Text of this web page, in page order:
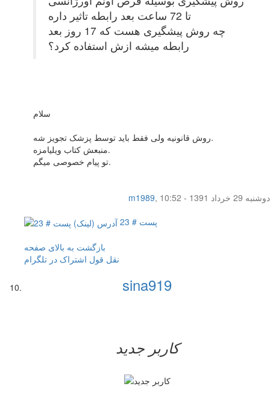
تا 72 ساعت بعد رابطه تاثیر داره
چه روش پیشگیری هست که 17 روز بعد
رابطه میشه ازش استفاده کرد؟
سلام
روش قانونیه ولی فقط باید توسط پزشک تجویز شه.
منبعش کتاب ویلیامزه.
تو پیام خصوصی میگم.
m1989,
دوشنبه 29 خرداد 1391 - 10:52
پست # 23
بازگشت به بالای صفحه
نقل قول اشتراک در تلگرام
sina919
کاربر جدید